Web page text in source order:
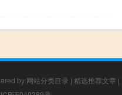
by 网站分类目录 | 精选推荐文章 |